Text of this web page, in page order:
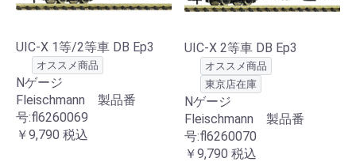
UIC-X 1等/2等車 DB Ep3
オススメ商品
Nゲージ
Fleischmann 製品番
号:fl6260069
￥9,790 税込
UIC-X 2等車 DB Ep3
オススメ商品
東京店在庫
Nゲージ
Fleischmann 製品番
号:fl6260070
￥9,790 税込